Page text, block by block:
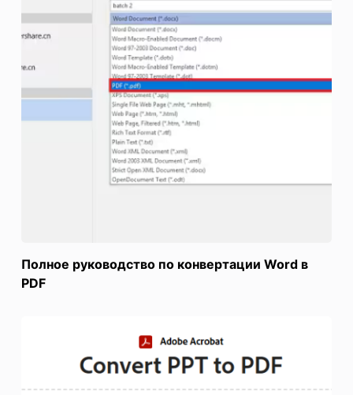
Полное руководство по конвертации Word в
PDF